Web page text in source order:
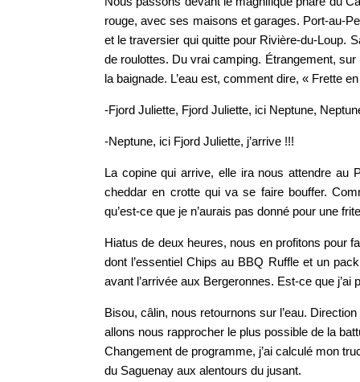
rouge, avec ses maisons et garages. Port-au-
et le traversier qui quitte pour Rivière-du-Loup.
de roulottes. Du vrai camping. Étrangement,
la baignade. L’eau est, comment dire, « Frette
-Fjord Juliette, Fjord Juliette, ici Neptune,
-Neptune, ici Fjord Juliette, j’arrive !!!
La copine qui arrive, elle ira nous attendre au
cheddar en crotte qui va se faire bouffer.
qu’est-ce que je n’aurais pas donné pour une
Hiatus de deux heures, nous en profitons pour
dont l’essentiel Chips au BBQ Ruffle et un
avant l’arrivée aux Bergeronnes. Est-ce que
Bisou, câlin, nous retournons sur l’eau.
allons nous rapprocher le plus possible de la
Changement de programme, j’ai calculé mon
du Saguenay aux alentours du jusant.